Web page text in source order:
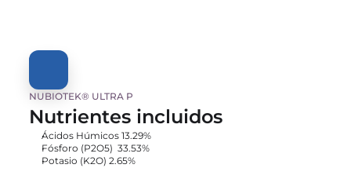
NUBIOTEK® ULTRA P
Nutrientes incluidos
Ácidos Húmicos 13.29%
Fósforo (P2O5)  33.53%
Potasio (K2O) 2.65%